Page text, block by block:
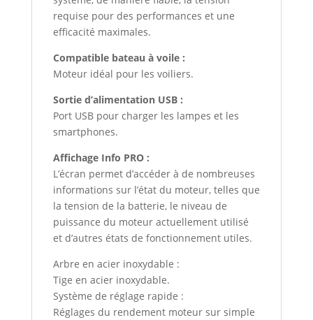
requise pour des performances et une
efficacité maximales.
Compatible bateau à voile :
Moteur idéal pour les voiliers.
Sortie d’alimentation USB :
Port USB pour charger les lampes et les
smartphones.
Affichage Info PRO :
L’écran permet d’accéder à de nombreuses
informations sur l’état du moteur, telles que
la tension de la batterie, le niveau de
puissance du moteur actuellement utilisé
et d’autres états de fonctionnement utiles.
Arbre en acier inoxydable :
Tige en acier inoxydable.
Système de réglage rapide :
Réglages du rendement moteur sur simple